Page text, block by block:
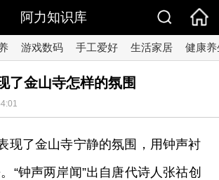
阿力知识库
游戏数码 手工爱好 生活家居 健康养
了金山寺怎样的氛围
现了金山寺宁静的氛围，用钟声衬
“钟声两岸闻”出自唐代诗人张祜创